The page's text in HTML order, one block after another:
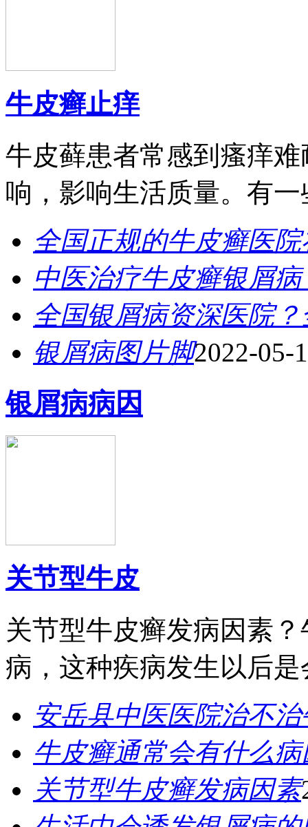
牛皮癣止痒
牛皮藓患者常感到瘙痒
响，影响生活质量。有一
全国正规的牛皮癣医
中医治疗牛皮癣银屑病
全国银屑病资深医院
银屑病图片脚2022-05-
银屑病病因
关节型牛皮
关节型牛皮癣发病因素
病，这种疾病发生以后是
安岳县中医医院治不
牛皮癣通常会有什么
关节型牛皮癣发病因素